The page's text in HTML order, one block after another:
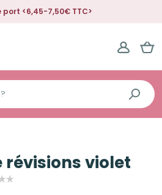
port <6,45-7,50€ TTC>
révisions violet